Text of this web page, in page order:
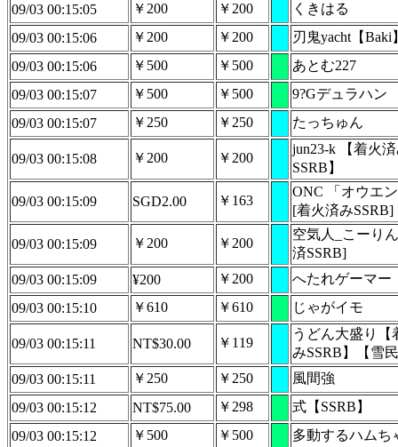
09/03 00:15:05
￥200 ￥200
くきはる
09/03 00:15:06
￥200 ￥200
刃鬼yacht【Baki
09/03 00:15:06
￥500 ￥500
あとむ227
09/03 00:15:07
￥500 ￥500
9?Gデュラハン
09/03 00:15:07
￥250 ￥250 たっちゅん
09/03 00:15:08 ￥200 ￥200
jun23-k 【着火
SSRB】
09/03 00:15:09 SGD2.00 ￥163
ONC 「オウエ
[着火済みSSRB]
09/03 00:15:09 ￥200 ￥200
空気人_こーり
済SSRB]
09/03 00:15:09
¥200 ￥200
へたれゲーマー
09/03 00:15:10
￥610 ￥610 じゃがイモ
09/03 00:15:11 NT$30.00 ￥119
うどん大盛り【
みSSRB】【雪
09/03 00:15:11
￥250 ￥250
風間強
09/03 00:15:12
NT$75.00 ￥298
式【SSRB】
09/03 00:15:12
￥500 ￥500 多動するハムち